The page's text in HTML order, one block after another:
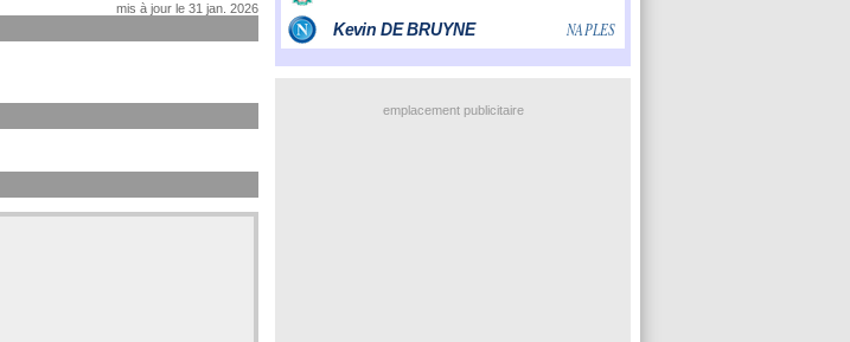
mis à jour le 31 jan. 2026
emplacement publicitaire